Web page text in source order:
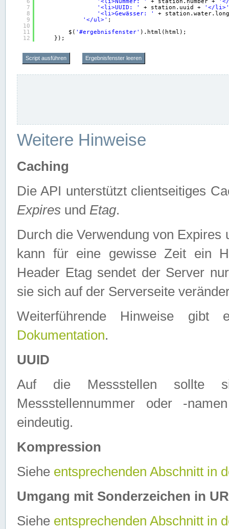
7
8
9
10
11
12
'<li>UUID: '
+ station.uuid +
'</li>'
'<li>Gewässer: '
+
'</ul>' ;
$( '#ergebnisfenster' ).html(html);
});
Script ausführen Ergebnisfenster leeren
Weitere Hinweise
Caching
Die API unterstützt clientseitiges
Expires und Etag.
Durch die Verwendung von
kann für eine gewisse Zeit ein
Header Etag sendet der Server
sie sich auf der Serverseite
Weiterführende Hinweise
Dokumentation.
UUID
Auf die Messstellen sollte
Messstellennummer oder -
eindeutig.
Kompression
Siehe entsprechenden Abschnitt in
Umgang mit Sonderzeichen in
Siehe entsprechenden Abschnitt in